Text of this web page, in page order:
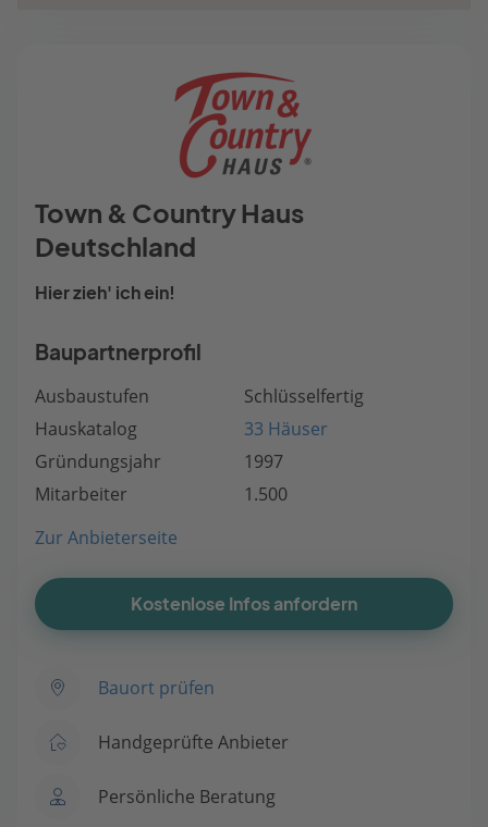
Town & Country Haus
Deutschland
Hier zieh' ich ein!
Baupartnerprofil
Ausbaustufen
Schlüsselfertig
Hauskatalog
33 Häuser
Gründungsjahr
1997
Mitarbeiter
1.500
Zur Anbieterseite
Kostenlose Infos anfordern
Bauort prüfen
Handgeprüfte Anbieter
Persönliche Beratung